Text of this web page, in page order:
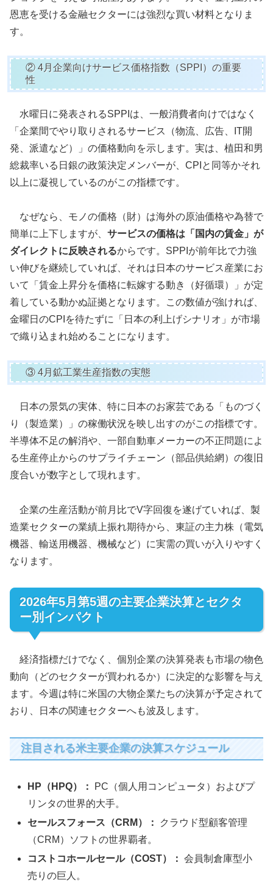
恩恵を受ける金融セクターには強烈な買い材料となりま
す。
② 4月企業向けサービス価格指数（SPPI）の重要
性
水曜日に発表されるSPPIは、一般消費者向けではなく
「企業間でやり取りされるサービス（物流、広告、IT開
発、派遣など）」の価格動向を示します。実は、植田和男
総裁率いる日銀の政策決定メンバーが、CPIと同等かそれ
以上に凝視しているのがこの指標です。
なぜなら、モノの価格（財）は海外の原油価格や為替で
簡単に上下しますが、 サービスの価格は「国内の賃金」が
ダイレクトに反映されるからです。SPPIが前年比で力強
い伸びを継続していれば、それは日本のサービス産業にお
いて「賃金上昇分を価格に転嫁する動き（好循環）」が定
着している動かぬ証拠となります。この数値が強ければ、
金曜日のCPIを待たずに「日本の利上げシナリオ」が市場
で織り込まれ始めることになります。
③ 4月鉱工業生産指数の実態
日本の景気の実体、特に日本のお家芸である「ものづく
り（製造業）」の稼働状況を映し出すのがこの指標です。
半導体不足の解消や、一部自動車メーカーの不正問題によ
る生産停止からのサプライチェーン（部品供給網）の復旧
度合いが数字として現れます。
企業の生産活動が前月比でV字回復を遂げていれば、製
造業セクターの業績上振れ期待から、東証の主力株（電気
機器、輸送用機器、機械など）に実需の買いが入りやすく
なります。
2026年5月第5週の主要企業決算とセクタ
ー別インパクト
経済指標だけでなく、個別企業の決算発表も市場の物色
動向（どのセクターが買われるか）に決定的な影響を与え
ます。今週は特に米国の大物企業たちの決算が予定されて
おり、日本の関連セクターへも波及します。
注目される米主要企業の決算スケジュール
HP（HPQ）：
PC（個人用コンピュータ）およびプ
リンタの世界的大手。
セールスフォース（CRM）：
クラウド型顧客管理
（CRM）ソフトの世界覇者。
コストコホールセール（COST）： 会員制倉庫型小
売りの巨人。